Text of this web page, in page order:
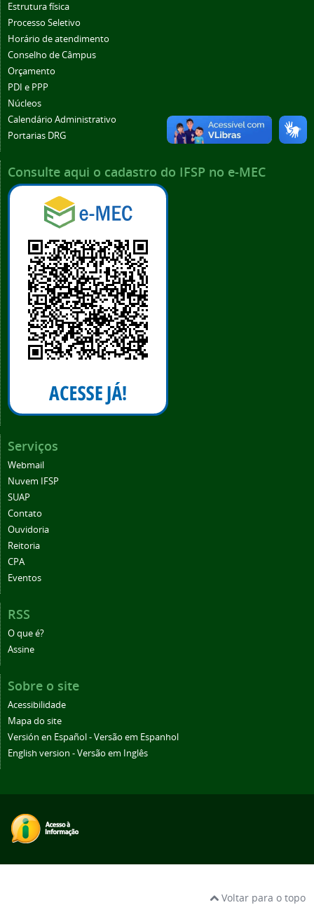
Estrutura física
Processo Seletivo
Horário de atendimento
Conselho de Câmpus
Orçamento
PDI e PPP
Núcleos
Calendário Administrativo
Portarias DRG
Consulte aqui o cadastro do IFSP no e-MEC
Serviços
Webmail
Nuvem IFSP
SUAP
Contato
Ouvidoria
Reitoria
CPA
Eventos
RSS
O que é?
Assine
Sobre o site
Acessibilidade
Mapa do site
Versión en Español - Versão em Espanhol
English version - Versão em Inglês
Voltar para o topo